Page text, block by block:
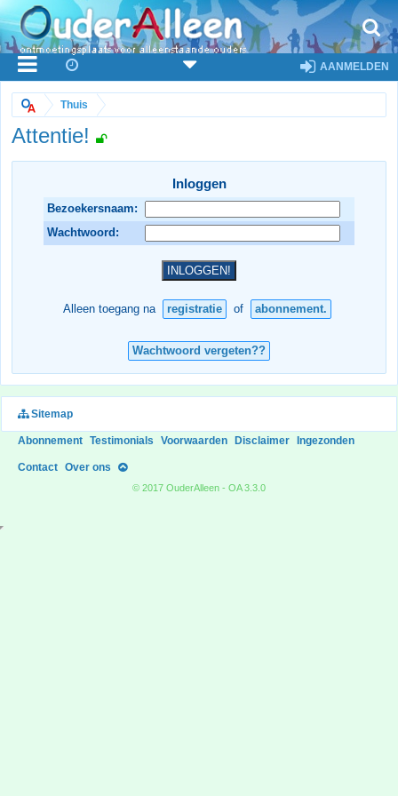
AANMELDEN
Thuis
Attentie!
Inloggen
Bezoekersnaam:
Wachtwoord:
Alleen toegang na registratie of abonnement.
Wachtwoord vergeten??
Sitemap
Abonnement Testimonials Voorwaarden Disclaimer Ingezonden
Contact Over ons
© 2017 OuderAlleen - OA 3.3.0